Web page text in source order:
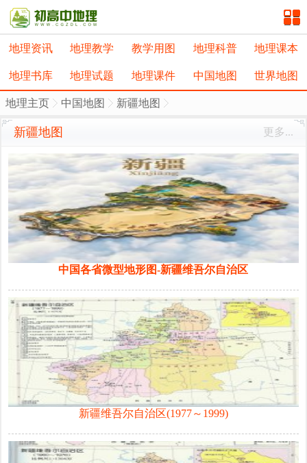
地理资讯 地理教学 教学用图 地理科普 地理课本
地理书库 地理试题 地理课件 中国地图 世界地图
地理主页 中国地图 新疆地图
新疆地图 更多...
中国各省微型地形图-新疆维吾尔自治区
新疆维吾尔自治区(1977～1999)